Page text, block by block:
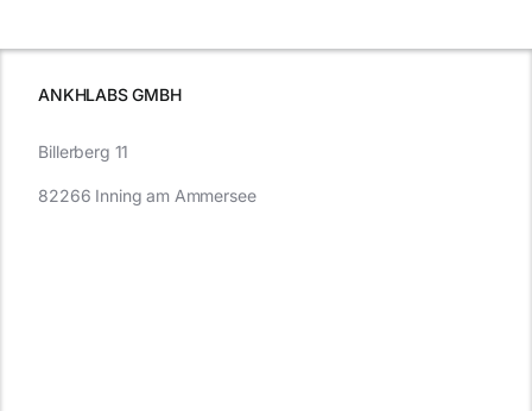
müssen
ANKHLABS GMBH
Billerberg 11
82266 Inning am Ammersee